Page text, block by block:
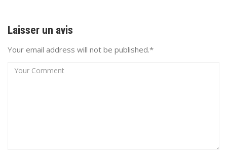
Laisser un avis
Your email address will not be published.*